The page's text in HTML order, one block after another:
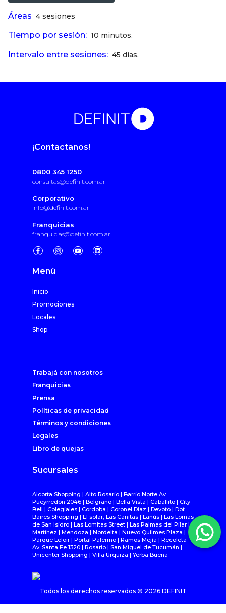
Áreas 4 sesiones
Tiempo por sesión: 10 minutos.
Intervalo entre sesiones: 45 días.
¡Contactanos!
0800 345 1250
consultas@definit.com.ar
Corporativo
info@definit.com.ar
Franquicias
franquicias@definit.com.ar
Menú
Inicio
Promociones
Locales
Shop
Trabajá con nosotros
Franquicias
Prensa
Políticas de privacidad
Términos y condiciones
Legales
Libro de quejas
Sucursales
Alcorta Shopping | Alto Rosario | Barrio Norte Av.
Pueyrredón 2046 | Belgrano | Bella Vista | Caballito | City
Bell | Colegiales | Cordoba | Coronel Diaz | Devoto | Dot
Baires Shopping | El solar, Las Cañitas | Lanús | Las Lomas
de San Isidro | Las Lomitas Street | Las Palmas del Pilar |
Martínez | Mendoza | Nordelta | Nuevo Quilmes Plaza |
Parque Leloir | Portal Palermo | Ramos Mejía | Recoleta
Av. Santa Fe 1320 | Rosario | San Miguel de Tucumán |
Unicenter Shopping | Villa Urquiza | Yerba Buena
Todos los derechos reservados © 2026 DEFINIT